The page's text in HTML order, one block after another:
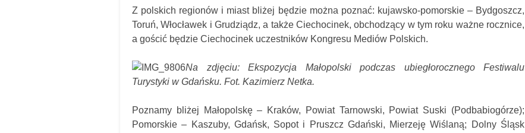
Z polskich regionów i miast bliżej będzie można poznać: kujawsko-pomorskie – Bydgoszcz,
Toruń, Włocławek i Grudziądz, a także Ciechocinek, obchodzący w tym roku ważne rocznice,
a gościć będzie Ciechocinek uczestników Kongresu Mediów Polskich.
Na zdjęciu: Ekspozycja Małopolski podczas ubiegłorocznego Festiwalu
Turystyki w Gdańsku. Fot. Kazimierz Netka.
Poznamy bliżej Małopolskę – Kraków, Powiat Tarnowski, Powiat Suski (Podbabiogórze);
Pomorskie – Kaszuby, Gdańsk, Sopot i Pruszcz Gdański, Mierzeję Wiślaną; Dolny Śląsk